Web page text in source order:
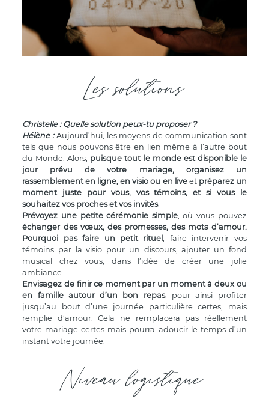
Les solutions
Christelle : Quelle solution peux-tu proposer ?
Hélène: Aujourd’hui, les moyens de communication sont
tels que nous pouvons être en lien même à l’autre bout
du Monde. Alors, puisque tout le monde est disponible le
jour prévu de votre mariage, organisez un
rassemblement en ligne, en visio ou en liveet préparez un
moment juste pour vous, vos témoins, et si vous le
souhaitez vos proches et vos invités.
Prévoyez une petite cérémonie simple, où vous pouvez
échanger des vœux, des promesses, des mots d’amour.
Pourquoi pas faire un petit rituel, faire intervenir vos
témoins par la visio pour un discours, ajouter un fond
musical chez vous, dans l’idée de créer une jolie
ambiance.
Envisagez de finir ce moment par un moment à deux ou
en famille autour d’un bon repas, pour ainsi profiter
jusqu’au bout d’une journée particulière certes, mais
remplie d’amour. Cela ne remplacera pas réellement
votre mariage certes mais pourra adoucir le temps d’un
instant votre journée.
Niveau logistique